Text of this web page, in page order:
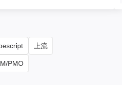
上流
PMO